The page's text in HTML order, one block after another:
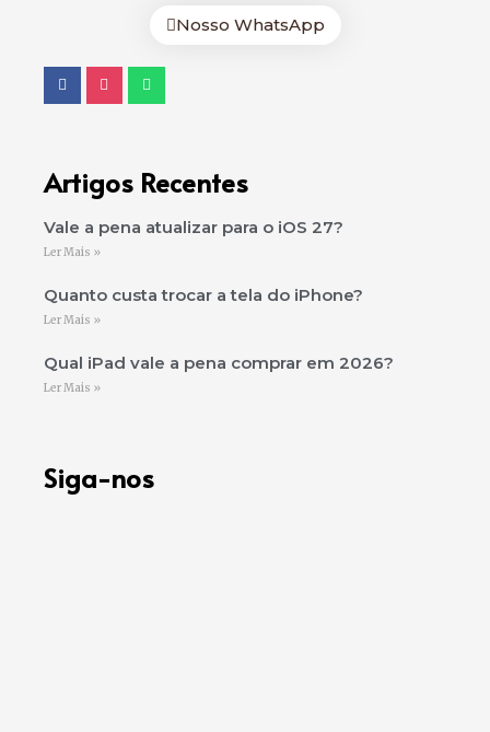
Nosso WhatsApp
Artigos Recentes
Vale a pena atualizar para o iOS 27?
Ler Mais »
Quanto custa trocar a tela do iPhone?
Ler Mais »
Qual iPad vale a pena comprar em 2026?
Ler Mais »
Siga-nos